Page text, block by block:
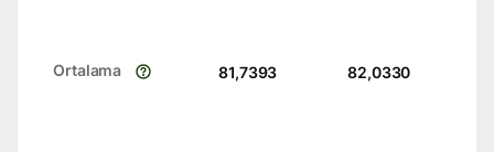
Ortalama 81,7393 82,0330